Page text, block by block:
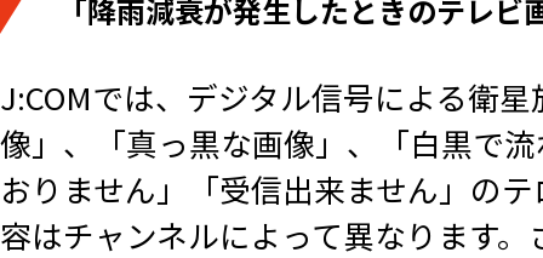
「降雨減衰が発生したときのテレビ
J:COMでは、デジタル信号による衛
像」、「真っ黒な画像」、「白黒で
おりません」「受信出来ません」の
容はチャンネルによって異なります